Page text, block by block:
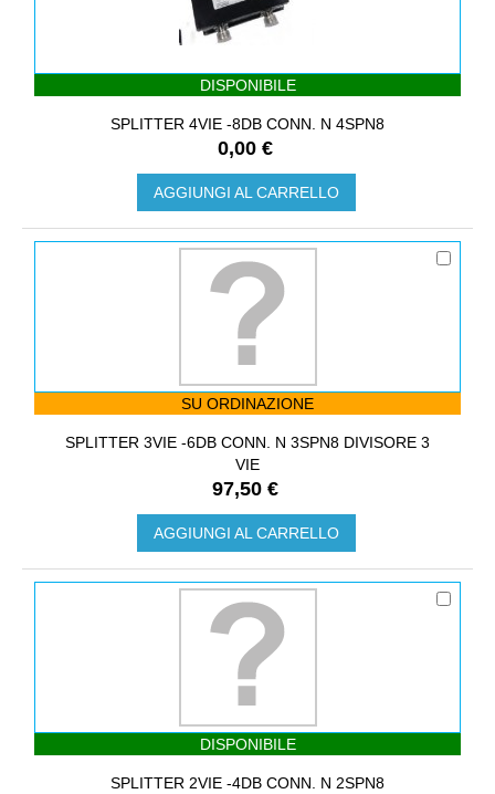
DISPONIBILE
SPLITTER 4VIE -8DB CONN. N 4SPN8
0,00 €
AGGIUNGI AL CARRELLO
SU ORDINAZIONE
SPLITTER 3VIE -6DB CONN. N 3SPN8 DIVISORE 3
VIE
97,50 €
AGGIUNGI AL CARRELLO
DISPONIBILE
SPLITTER 2VIE -4DB CONN. N 2SPN8